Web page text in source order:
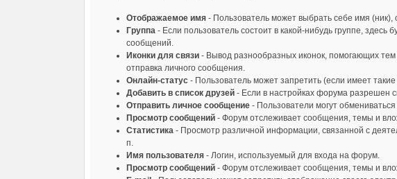
Отображаемое имя - Пользователь может выбрать себе имя
Группа - Если пользователь состоит в какой-нибудь группе,
сообщений.
Иконки для связи - Вывод разнообразных иконок, помогающих
отправка личного сообщения.
Онлайн-статус - Пользователь может запретить (если имеет
Добавить в список друзей - Если в настройках форума разрешен
Отправить личное сообщение - Пользователи могут
Просмотр сообщений - Форум отслеживает сообщения, темы и
Статистика - Просмотр различной информации, связанной с
п.
Имя пользователя - Логин, используемый для входа на форум.
Просмотр сообщений - Форум отслеживает сообщения, темы и